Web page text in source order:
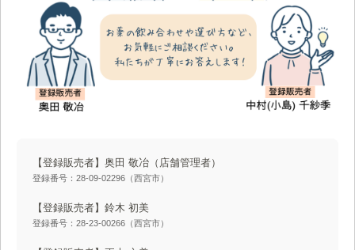
【登録販売者】奥田 敬冶 （店舗管理者）
登録番号：28-09-02296（西宮市）
【登録販売者】鈴木 初美
登録番号：28-23-00266（西宮市）